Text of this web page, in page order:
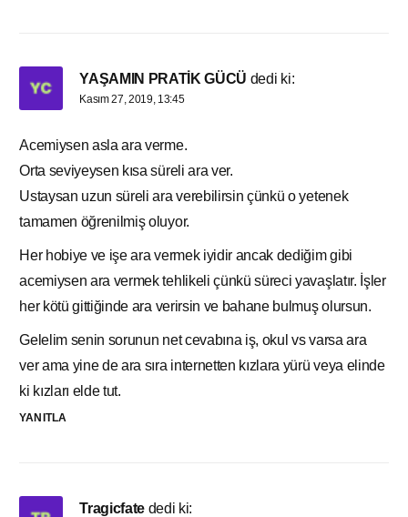
YAŞAMIN PRATİK GÜCÜ dedi ki:
Kasım 27, 2019, 13:45
Acemiysen asla ara verme.
Orta seviyeysen kısa süreli ara ver.
Ustaysan uzun süreli ara verebilirsin çünkü o yetenek
tamamen öğrenilmiş oluyor.
Her hobiye ve işe ara vermek iyidir ancak dediğim gibi
acemiysen ara vermek tehlikeli çünkü süreci yavaşlatır. İşler
her kötü gittiğinde ara verirsin ve bahane bulmuş olursun.
Gelelim senin sorunun net cevabına iş, okul vs varsa ara
ver ama yine de ara sıra internetten kızlara yürü veya elinde
ki kızları elde tut.
YANITLA
Tragicfate dedi ki: